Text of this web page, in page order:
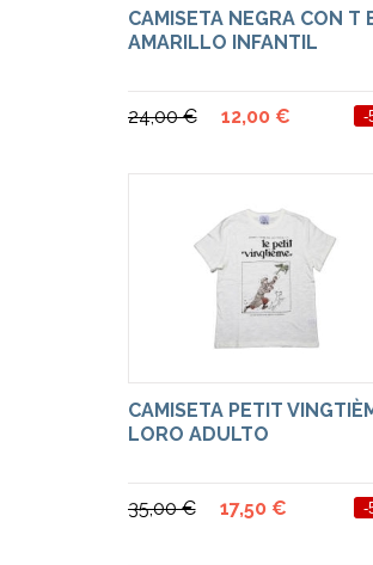
CAMISETA NEGRA CON T
AMARILLO INFANTIL
24,00 € 12,00 € -
CAMISETA PETIT
LORO ADULTO
35,00 € 17,50 € -